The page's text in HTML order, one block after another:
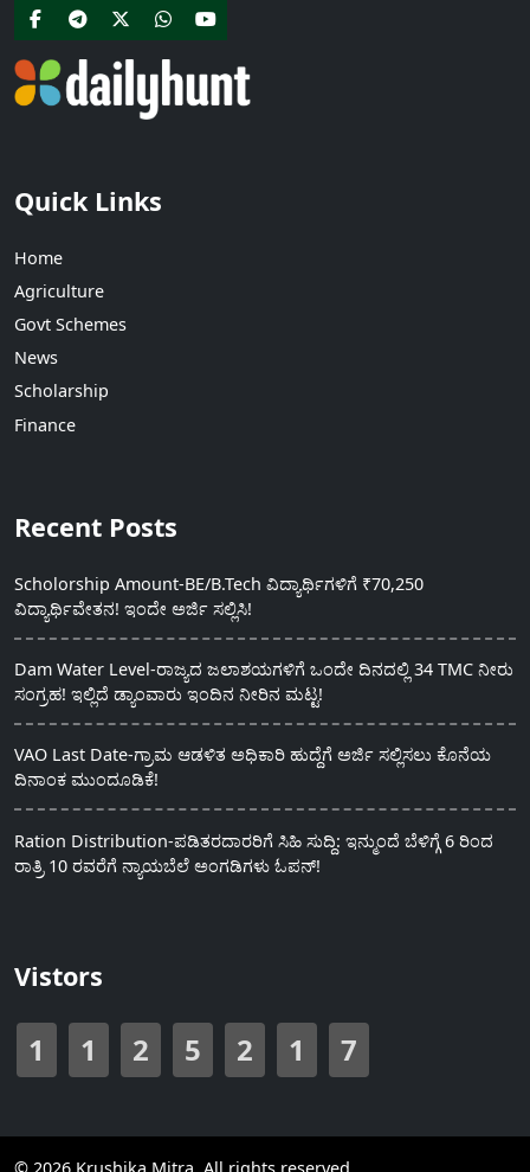
Quick Links
Home
Agriculture
Govt Schemes
News
Scholarship
Finance
Recent Posts
Scholorship Amount-BE/B.Tech ವಿದ್ಯಾರ್ಥಿಗಳಿಗೆ ₹70,250
ವಿದ್ಯಾರ್ಥಿವೇತನ! ಇಂದೇ ಅರ್ಜಿ ಸಲ್ಲಿಸಿ!
Dam Water Level-ರಾಜ್ಯದ ಜಲಾಶಯಗಳಿಗೆ ಒಂದೇ ದಿನದಲ್ಲಿ 34 TMC ನೀರು
ಸಂಗ್ರಹ! ಇಲ್ಲಿದೆ ಡ್ಯಾಂವಾರು ಇಂದಿನ ನೀರಿನ ಮಟ್ಟ!
VAO Last Date-ಗ್ರಾಮ ಆಡಳಿತ ಅಧಿಕಾರಿ ಹುದ್ದೆಗೆ ಅರ್ಜಿ ಸಲ್ಲಿಸಲು ಕೊನೆಯ
ದಿನಾಂಕ ಮುಂದೂಡಿಕೆ!
Ration Distribution-ಪಡಿತರದಾರರಿಗೆ ಸಿಹಿ ಸುದ್ದಿ: ಇನ್ಮುಂದೆ ಬೆಳಿಗ್ಗೆ 6 ರಿಂದ
ರಾತ್ರಿ 10 ರವರೆಗೆ ನ್ಯಾಯಬೆಲೆ ಅಂಗಡಿಗಳು ಓಪನ್!
Vistors
1 1 2 5 2 1 7